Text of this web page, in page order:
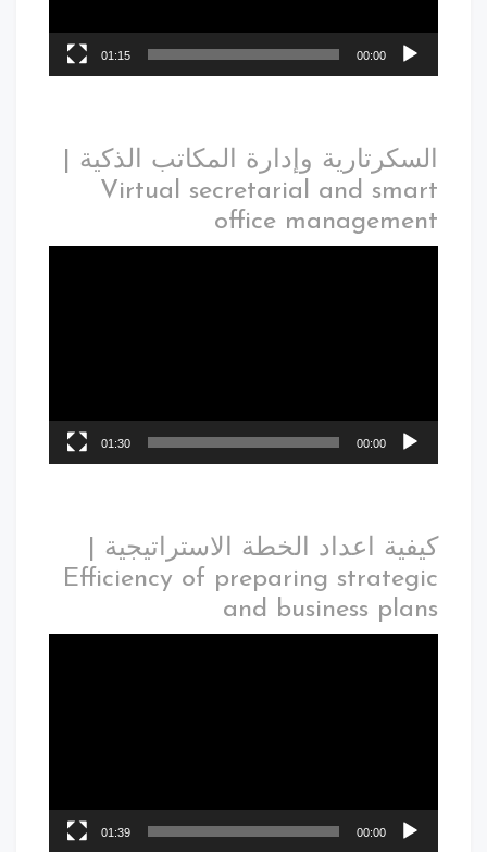
00:00
01:15
السكرتارية وإدارة المكاتب الذكية |
Virtual secretarial and smart
office management
00:00
01:30
كيفية اعداد الخطة الاستراتيجية |
Efficiency of preparing strategic
and business plans
00:00
01:39